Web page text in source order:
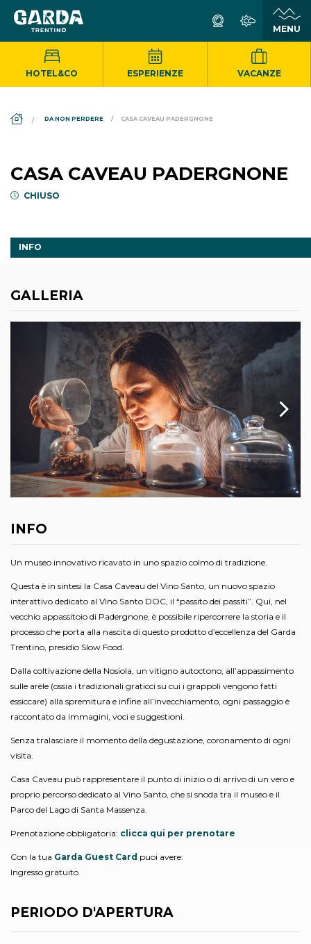
HOTEL&CO ESPERIENZE VACANZE
DA NON PERDERE CASA CAVEAU PADERGNONE
CASA CAVEAU PADERGNONE
CHIUSO
INFO
GALLERIA
INFO
Un museo innovativo ricavato in uno spazio colmo di tradizione.
Questa è in sintesi la Casa Caveau del Vino Santo, un nuovo spazio
interattivo dedicato al Vino Santo DOC, il “passito dei passiti”. Qui, nel
vecchio appassitoio di Padergnone, è possibile ripercorrere la storia e il
processo che porta alla nascita di questo prodotto d’eccellenza del Garda
Trentino, presidio Slow Food.
Dalla coltivazione della Nosiola, un vitigno autoctono, all’appassimento
sulle arèle (ossia i tradizionali graticci su cui i grappoli vengono fatti
essiccare) alla spremitura e infine all’invecchiamento, ogni passaggio è
raccontato da immagini, voci e suggestioni.
Senza tralasciare il momento della degustazione, coronamento di ogni
visita.
Casa Caveau può rappresentare il punto di inizio o di arrivo di un vero e
proprio percorso dedicato al Vino Santo, che si snoda tra il museo e il
Parco del Lago di Santa Massenza.
Prenotazione obbligatoria: clicca qui per prenotare
Con la tua Garda Guest Card puoi avere:
Ingresso gratuito
PERIODO D'APERTURA